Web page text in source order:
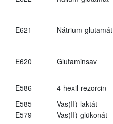
E621 Nátrium-glutamát
E620 Glutaminsav
E586
4-hexil-rezorcin
E585
Vas(II)-laktát
E579
Vas(II)-glükonát